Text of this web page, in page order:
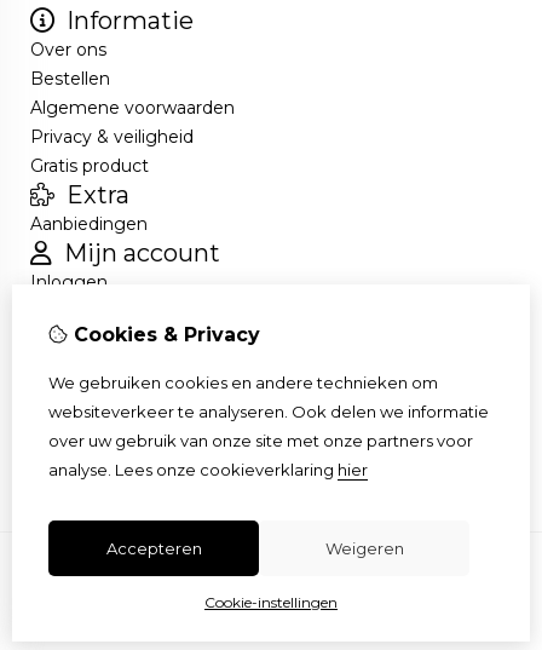
Informatie
Over ons
Bestellen
Algemene voorwaarden
Privacy & veiligheid
Gratis product
Extra
Aanbiedingen
Mijn account
Inloggen
Nieuwsbrief
Klantenservice
Contact
Cookies & Privacy
We gebruiken cookies en andere technieken om
websiteverkeer te analyseren. Ook delen we informatie
over uw gebruik van onze site met onze partners voor
analyse. Lees onze cookieverklaring hier
Accepteren Weigeren
Cookie-instellingen